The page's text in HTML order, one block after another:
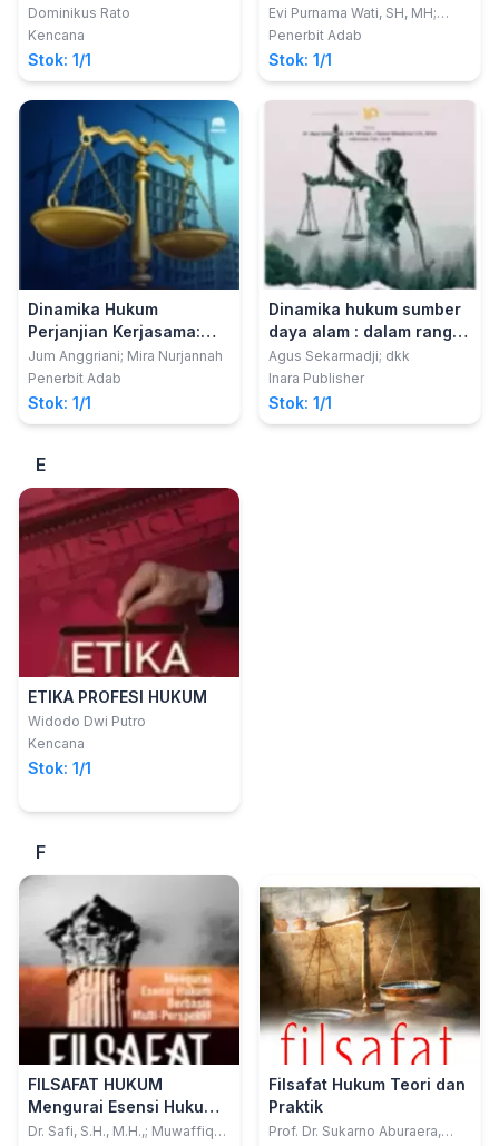
Hukum Sejak Dini
Dominikus Rato
Kencana
Stok: 1/1
Penerapannya
Evi Purnama Wati, SH, MH;
Ardiana Hidayah, SH, MH.
Penerbit Adab
Stok: 1/1
Dinamika Hukum
Perjanjian Kerjasama:
Monopoli dan Persaingan
Usaha di Indonesia
Jum Anggriani; Mira Nurjannah
Penerbit Adab
Stok: 1/1
Dinamika hukum sumber
daya alam : dalam rangka
mengenang guru kami,
Prof. Dr. Eman Ramelan,
S.H., M.S.
Agus Sekarmadji; dkk
Inara Publisher
Stok: 1/1
E
ETIKA PROFESI HUKUM
Widodo Dwi Putro
Kencana
Stok: 1/1
F
FILSAFAT HUKUM
Mengurai Esensi Hukum
Berbasis Multi-Perspektif
Dr. Safi, S.H., M.H.,; Muwaffiq
Filsafat Hukum Teori dan
Praktik
Prof. Dr. Sukarno Aburaera,